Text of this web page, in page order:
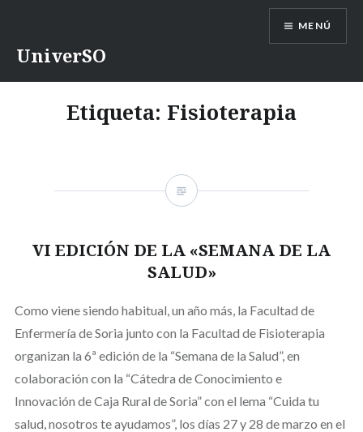
UniverSO
MENÚ
Etiqueta: Fisioterapia
VI EDICIÓN DE LA «SEMANA DE LA
SALUD»
Como viene siendo habitual, un año más, la Facultad de
Enfermería de Soria junto con la Facultad de Fisioterapia
organizan la 6ª edición de la “Semana de la Salud”, en
colaboración con la “Cátedra de Conocimiento e
Innovación de Caja Rural de Soria” con el lema “Cuida tu
salud, nosotros te ayudamos”, los días 27 y 28 de marzo en el